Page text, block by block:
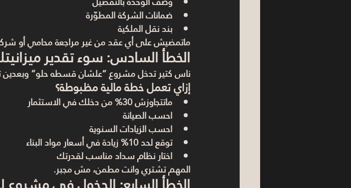
ضمانات الشركة المطوّرة
بند نقل الملكية
ماتمضيش على أي عقد من غير مراجعة محامي أو
الخطأ السادس: سوء تقدير
ناس كتير تدخل مشروع “علشان قسطه حلو” وبعدين
إزاي تعمل خطة مالية مظبوطة؟
ماتتجاوزش 30% من دخلك في الاستثمار
احسب الصيانة
احسب الزيادات السنوية
توقع لحد 10% زيادة في أسعار مواد البناء
اختار نظام سداد مناسب لقدرتك
المهم تشتري وانت مطمن، مش مجبر.